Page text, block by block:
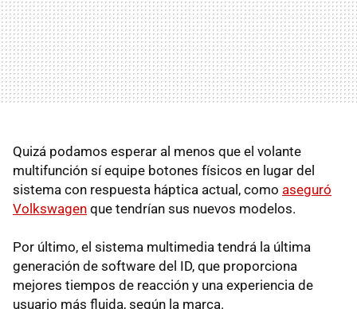
Quizá podamos esperar al menos que el volante
multifunción sí equipe botones físicos en lugar del
sistema con respuesta háptica actual, como aseguró
Volkswagen que tendrían sus nuevos modelos.
Por último, el sistema multimedia tendrá la última
generación de software del ID, que proporciona
mejores tiempos de reacción y una experiencia de
usuario más fluida, según la marca.